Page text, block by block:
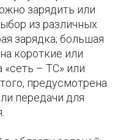
зарядить или
из различных
зарядка; большая
короткие или
«сеть – ТС» или
предусмотрена
передачи для